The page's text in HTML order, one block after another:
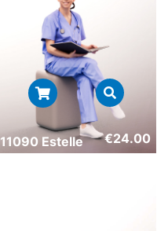
11090 Estelle €24.00